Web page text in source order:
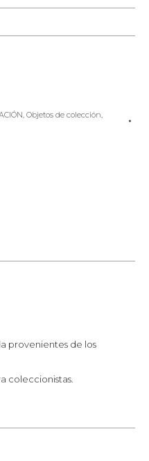
Objetos de colección
provenientes de los
coleccionistas.